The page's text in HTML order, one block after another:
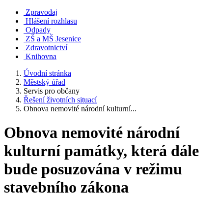
Zpravodaj
Hlášení rozhlasu
Odpady
ZŠ a MŠ Jesenice
Zdravotnictví
Knihovna
Úvodní stránka
Městský úřad
Servis pro občany
Řešení životních situací
Obnova nemovité národní kulturní...
Obnova nemovité národní
kulturní památky, která dále
bude posuzována v režimu
stavebního zákona